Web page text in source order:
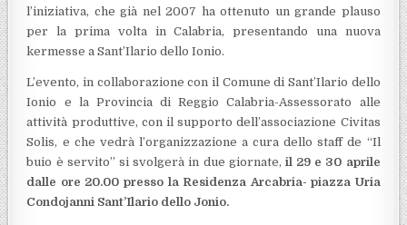
l’iniziativa, che già nel 2007 ha ottenuto un grande plauso
per la prima volta in Calabria, presentando una nuova
kermesse a Sant’Ilario dello Ionio.
L’evento, in collaborazione con il Comune di Sant’Ilario dello
Ionio e la Provincia di Reggio Calabria-Assessorato alle
attività produttive, con il supporto dell’associazione Civitas
Solis, e che vedrà l’organizzazione a cura dello staff de “Il
buio è servito” si svolgerà in due giornate, il 29 e 30 aprile
dalle ore 20.00 presso la Residenza Arcabria- piazza Uria
Condojanni Sant’Ilario dello Jonio.